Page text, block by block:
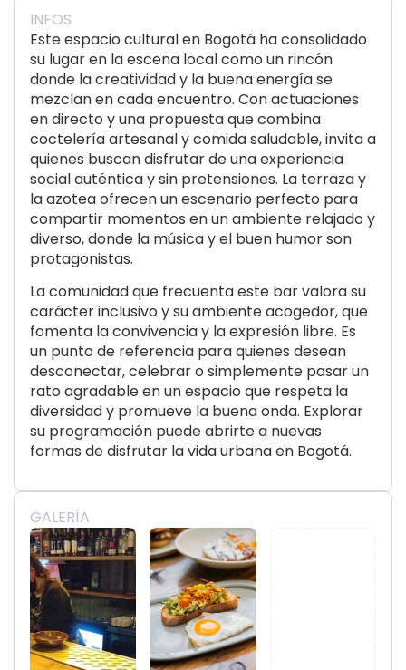
INFOS
Este espacio cultural en Bogotá ha consolidado
su lugar en la escena local como un rincón
donde la creatividad y la buena energía se
mezclan en cada encuentro. Con actuaciones
en directo y una propuesta que combina
coctelería artesanal y comida saludable, invita a
quienes buscan disfrutar de una experiencia
social auténtica y sin pretensiones. La terraza y
la azotea ofrecen un escenario perfecto para
compartir momentos en un ambiente relajado y
diverso, donde la música y el buen humor son
protagonistas.
La comunidad que frecuenta este bar valora su
carácter inclusivo y su ambiente acogedor, que
fomenta la convivencia y la expresión libre. Es
un punto de referencia para quienes desean
desconectar, celebrar o simplemente pasar un
rato agradable en un espacio que respeta la
diversidad y promueve la buena onda. Explorar
su programación puede abrirte a nuevas
formas de disfrutar la vida urbana en Bogotá.
GALERÍA